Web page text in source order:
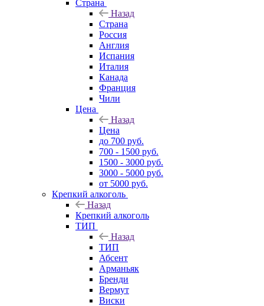
Страна
Назад
Страна
Россия
Англия
Испания
Италия
Канада
Франция
Чили
Цена
Назад
Цена
до 700 руб.
700 - 1500 руб.
1500 - 3000 руб.
3000 - 5000 руб.
от 5000 руб.
Крепкий алкоголь
Назад
Крепкий алкоголь
ТИП
Назад
ТИП
Абсент
Арманьяк
Бренди
Вермут
Виски